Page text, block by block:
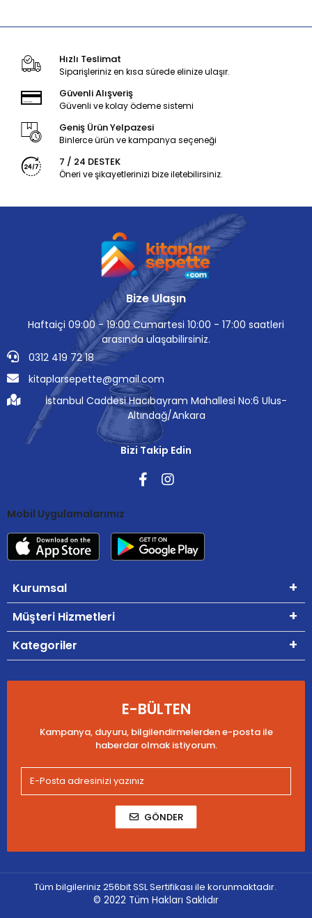
Hızlı Teslimat
Siparişleriniz en kısa sürede elinize ulaşır.
Güvenli Alışveriş
Güvenli ve kolay ödeme sistemi
Geniş Ürün Yelpazesi
Binlerce ürün ve kampanya seçeneği
7 / 24 DESTEK
Öneri ve şikayetlerinizi bize iletebilirsiniz.
Bize Ulaşın
Haftaiçi 09:00 - 19:00 Cumartesi 10:00 - 17:00 saatleri
arasında ulaşabilirsiniz.
0312 419 72 18
kitaplarsepette@gmail.com
İstanbul Caddesi Hacıbayram Mahallesi No:6 Ulus-
Altındağ/Ankara
Bizi Takip Edin
Mobil Uygulamalarımız
Kurumsal
Müşteri Hizmetleri
Kategoriler
E-BÜLTEN
Kampanya, duyuru, bilgilendirmelerden e-posta ile
haberdar olmak istiyorum.
GÖNDER
Tüm bilgileriniz 256bit SSL Sertifikası ile korunmaktadır.
© 2022 Tüm Hakları Saklıdır